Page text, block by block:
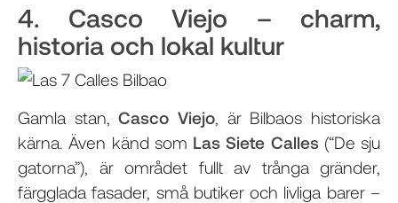
4. Casco Viejo – charm,
historia och lokal kultur
Gamla stan,Casco Viejo, är Bilbaos historiska
kärna. Även känd som Las Siete Calles(“De sju
gatorna”), är området fullt av trånga gränder,
färgglada fasader, små butiker och livliga barer –